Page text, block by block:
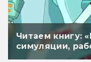
Читаем книгу:
симуляции,